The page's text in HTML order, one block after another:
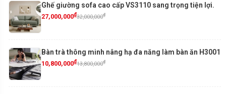
Ghế giường sofa cao cấp VS3110 sang trọng tiện lợi.
27,000,000₫32,000,000₫
Bàn trà thông minh nâng hạ đa năng làm bàn ăn H3001
10,800,000₫13,800,000₫